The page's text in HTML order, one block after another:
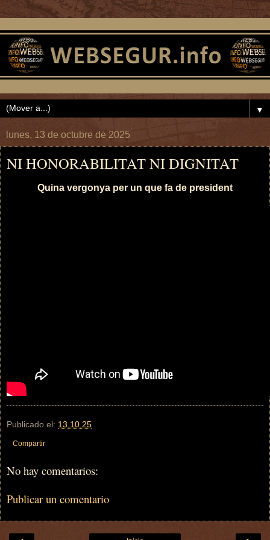
▼
lunes, 13 de octubre de 2025
NI HONORABILITAT NI DIGNITAT
Quina vergonya per un que fa de president
Publicado el: 13.10.25
Compartir
No hay comentarios:
Publicar un comentario